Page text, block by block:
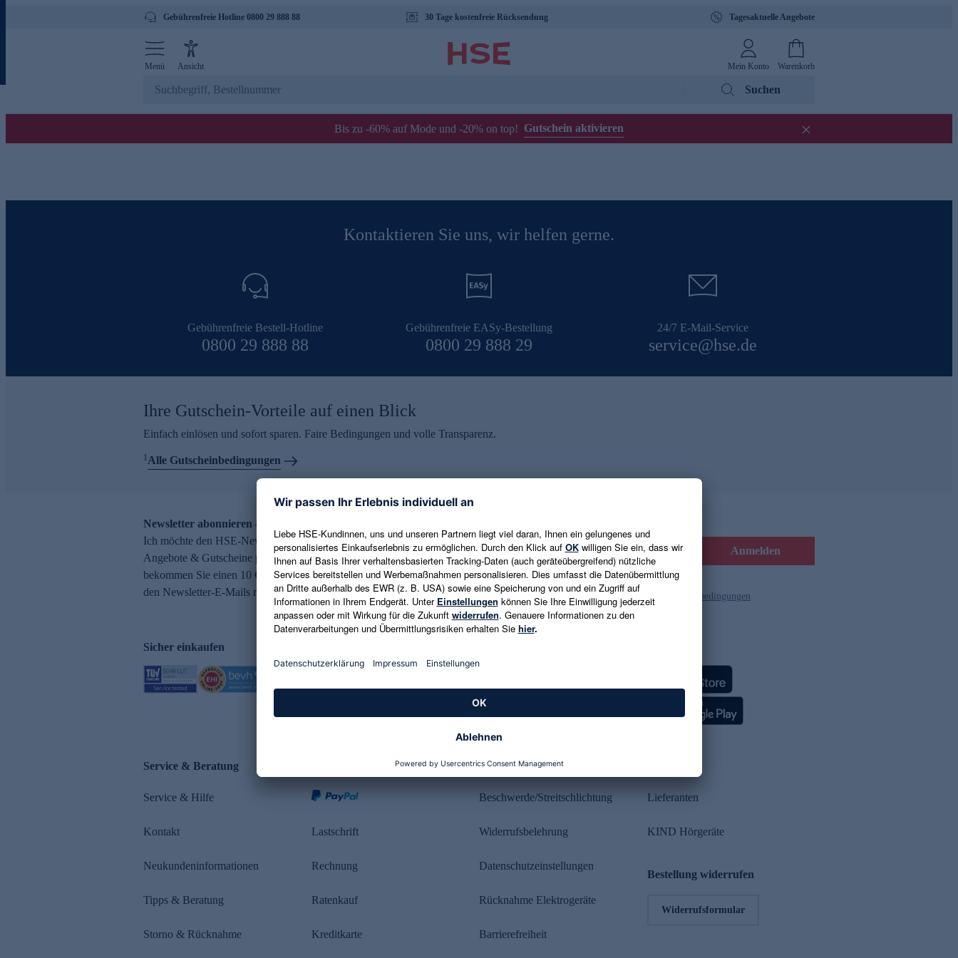
Gebührenfreie Hotline 0800 29 888 88 30 Tage kostenfreie Rücksendung Tagesaktuelle Angebote
Menü Ansicht Mein Konto Warenkorb
Suchen
Bis zu -60% auf Mode und -20% on top! Gutschein aktivieren
Kontaktieren Sie uns, wir helfen gerne.
Gebührenfreie Bestell-Hotline
0800 29 888 88
Gebührenfreie EASy-Bestellung
0800 29 888 29
24/7 E-Mail-Service
service@hse.de
Ihre Gutschein-Vorteile auf einen Blick
Einfach einlösen und sofort sparen. Faire Bedingungen und volle Transparenz.
1Alle Gutscheinbedingungen
Newsletter abonnieren – 10 € Gutschein erhalten
Ich möchte den HSE-Newsletter abonnieren und aktuelle Trends,
Angebote & Gutscheine per E-Mail erhalten. Als Dankeschön
bekommen Sie einen 10 € Gutschein. Eine Abmeldung ist jederzeit in
den Newsletter-E-Mails möglich.
E-Mail-Adresse eingeben Anmelden
Es gelten die Datenschutzrichtlinien und die Gutscheinbedingungen
Sicher einkaufen
Service & Beratung
Service & Hilfe
Kontakt
Neukundeninformationen
Tipps & Beratung
Storno & Rücknahme
Lastschrift
Rechnung
Ratenkauf
Kreditkarte
Rechtliches
Beschwerde/Streitschlichtung
Widerrufsbelehrung
Datenschutzeinstellungen
Rücknahme Elektrogeräte
Barrierefreiheit
Lieferanten
KIND Hörgeräte
Bestellung widerrufen
Widerrufsformular